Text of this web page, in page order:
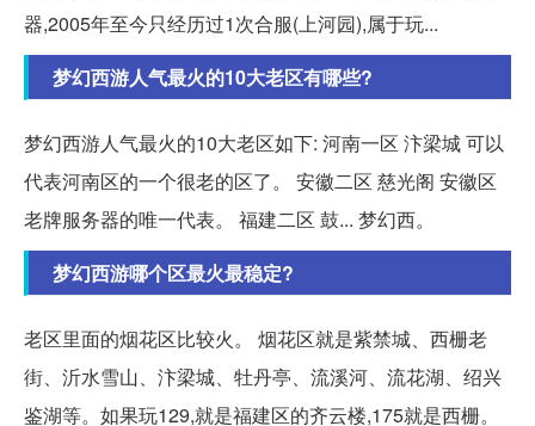
器,2005年至今只经历过1次合服(上河园),属于玩...
梦幻西游人气最火的10大老区有哪些?
梦幻西游人气最火的10大老区如下: 河南一区 汴梁城 可以
代表河南区的一个很老的区了。 安徽二区 慈光阁 安徽区
老牌服务器的唯一代表。 福建二区 鼓... 梦幻西。
梦幻西游哪个区最火最稳定?
老区里面的烟花区比较火。 烟花区就是紫禁城、西栅老
街、沂水雪山、汴梁城、牡丹亭、流溪河、流花湖、绍兴
鉴湖等。如果玩129,就是福建区的齐云楼,175就是西栅。